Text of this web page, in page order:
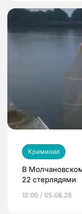
Криминал
В
22 стерлядями
12:00 / 05.08.26